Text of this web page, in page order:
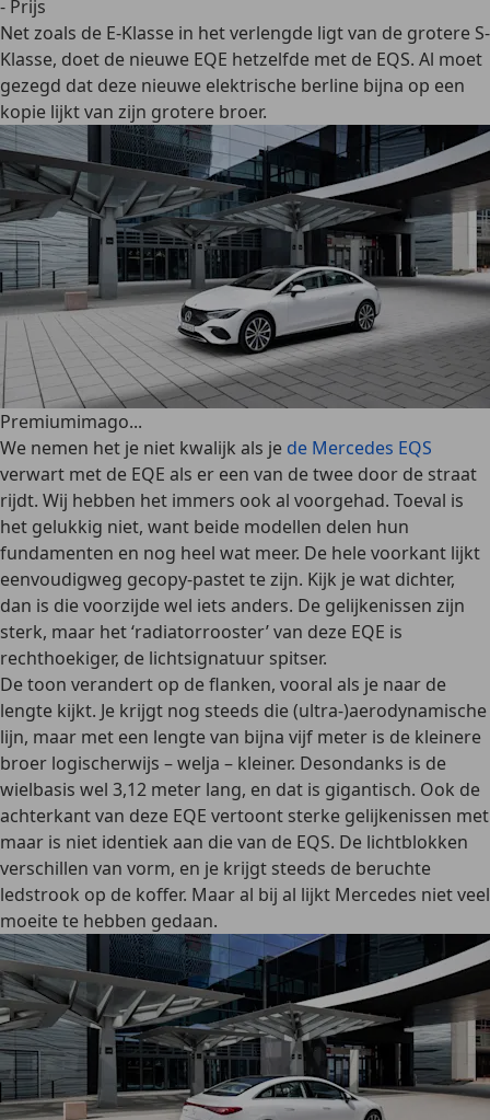
- Prijs
Net zoals de E-Klasse in het verlengde ligt van de grotere S-
Klasse, doet de nieuwe EQE hetzelfde met de EQS. Al moet
gezegd dat deze nieuwe elektrische berline bijna op een
kopie lijkt van zijn grotere broer.
Premiumimago...
We nemen het je niet kwalijk als je de Mercedes EQS
verwart met de EQE als er een van de twee door de straat
rijdt. Wij hebben het immers ook al voorgehad. Toeval is
het gelukkig niet, want beide modellen delen hun
fundamenten en nog heel wat meer. De hele voorkant lijkt
eenvoudigweg gecopy-pastet te zijn. Kijk je wat dichter,
dan is die voorzijde wel iets anders. De gelijkenissen zijn
sterk, maar het ‘radiatorrooster’ van deze EQE is
rechthoekiger, de lichtsignatuur spitser.
De toon verandert op de flanken, vooral als je naar de
lengte kijkt. Je krijgt nog steeds die (ultra-)aerodynamische
lijn, maar met een lengte van bijna vijf meter is de kleinere
broer logischerwijs – welja – kleiner. Desondanks is de
wielbasis wel 3,12 meter lang, en dat is gigantisch. Ook de
achterkant van deze EQE vertoont sterke gelijkenissen met
maar is niet identiek aan die van de EQS. De lichtblokken
verschillen van vorm, en je krijgt steeds de beruchte
ledstrook op de koffer. Maar al bij al lijkt Mercedes niet veel
moeite te hebben gedaan.